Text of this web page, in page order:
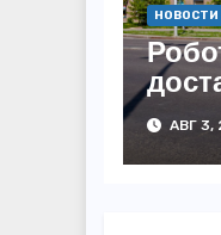
НОВОСТИ
АВГ 3,